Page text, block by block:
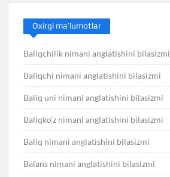
Oxirgi ma’lumotlar
Baliqchilik nimani anglatishini bilasizmi
Baliqchi nimani anglatishini bilasizmi
Baliq uni nimani anglatishini bilasizmi
Baliqko’z nimani anglatishini bilasizmi
Baliq nimani anglatishini bilasizmi
Balans nimani anglatishini bilasizmi